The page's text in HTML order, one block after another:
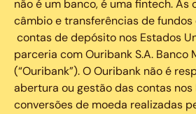
não é um banco, é uma fintech. As
câmbio e transferências de fundos
contas de depósito nos Estados
parceria com Ouribank S.A. Banco
(“Ouribank”). O Ouribank não é
abertura ou gestão das contas nos
conversões de moeda realizadas